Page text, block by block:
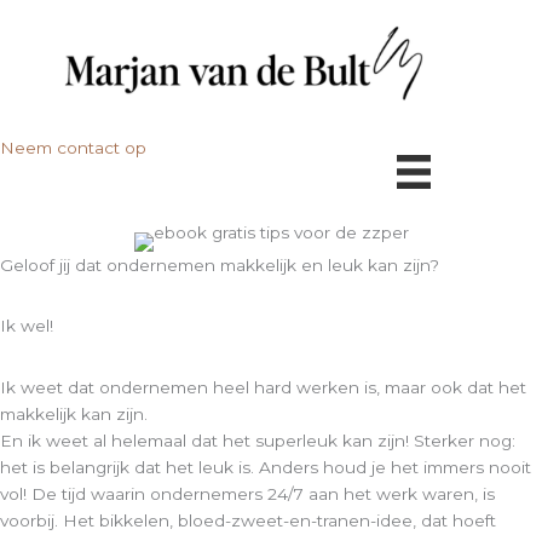
Neem contact op
Geloof jij dat ondernemen makkelijk en leuk kan zijn?
Ik wel!
Ik weet dat ondernemen heel hard werken is, maar ook dat het
makkelijk kan zijn.
En ik weet al helemaal dat het superleuk kan zijn! Sterker nog:
het is belangrijk dat het leuk is. Anders houd je het immers nooit
vol! De tijd waarin ondernemers 24/7 aan het werk waren, is
voorbij. Het bikkelen, bloed-zweet-en-tranen-idee, dat hoeft